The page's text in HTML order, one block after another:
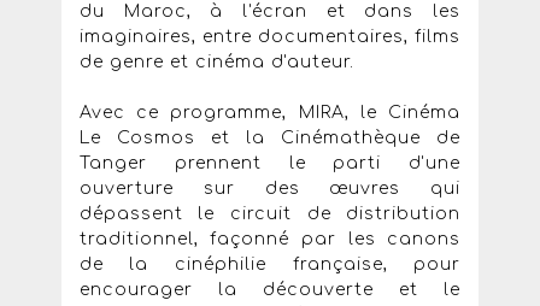
du Maroc, à l'écran et dans les
imaginaires, entre documentaires, films
de genre et cinéma d'auteur.
Avec ce programme, MIRA, le Cinéma
Le Cosmos et la Cinémathèque de
Tanger prennent le parti d'une
ouverture sur des œuvres qui
dépassent le circuit de distribution
traditionnel, façonné par les canons
de la cinéphilie française, pour
encourager la découverte et le